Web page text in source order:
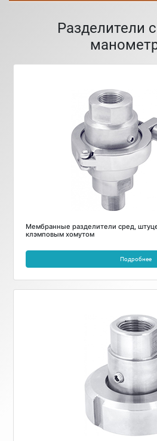
Разделители
Мембранные разделители сред,
клэмповым хомутом
Подробнее